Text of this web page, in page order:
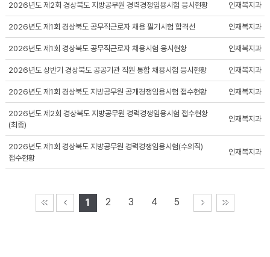
2026년도 제2회 경상북도 지방공무원 경력경쟁임용시험 응시현황 인재복지과
2026년도 제1회 경상북도 공무직근로자 채용 필기시험 합격선 인재복지과
2026년도 제1회 경상북도 공무직근로자 채용시험 응시현황 인재복지과
2026년도 상반기 경상북도 공공기관 직원 통합 채용시험 응시현황 인재복지과
2026년도 제1회 경상북도 지방공무원 공개경쟁임용시험 접수현황 인재복지과
2026년도 제2회 경상북도 지방공무원 경력경쟁임용시험 접수현황
(최종)
인재복지과
2026년도 제1회 경상북도 지방공무원 경력경쟁임용시험(수의직)
접수현황
인재복지과
1 2 3 4 5